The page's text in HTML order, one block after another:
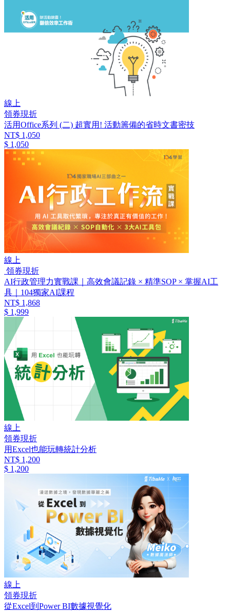
線上
領券現折
活用Office系列 (二) 超實用! 活動籌備的省時文書密技
NT$ 1,050
$ 1,050
線上
領券現折
AI行政管理力實戰課｜高效會議記錄 × 精準SOP × 掌握AI工
具｜104獨家AI課程
NT$ 1,868
$ 1,999
線上
領券現折
用Excel也能玩轉統計分析
NT$ 1,200
$ 1,200
線上
領券現折
從Excel到Power BI數據視覺化